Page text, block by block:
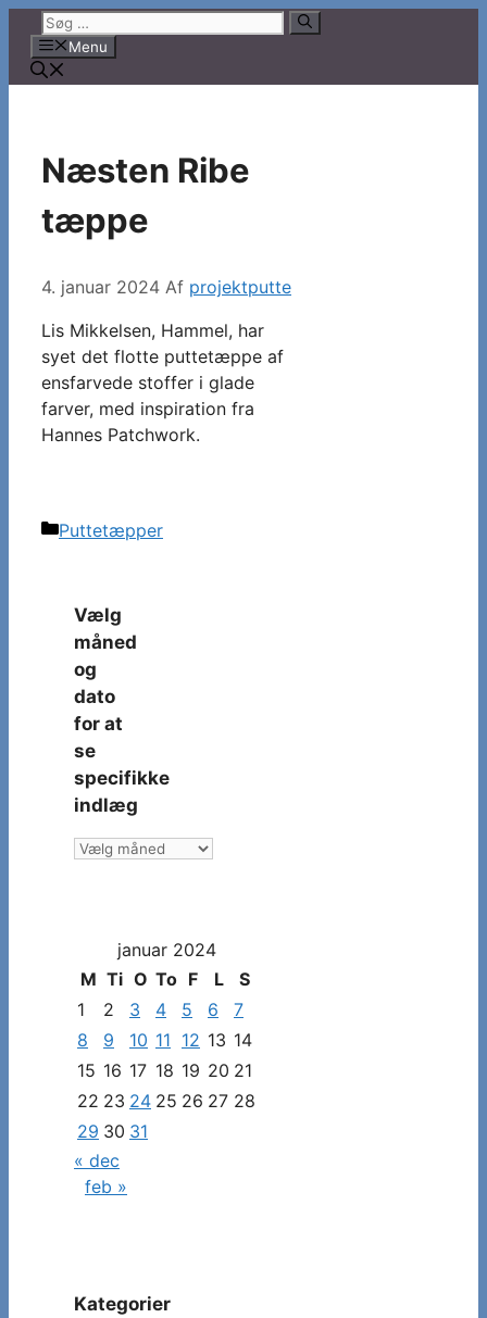
indhold
Søg
efter:Menu
Næsten Ribe
tæppe
4. januar 2024 Af projektputte
Lis Mikkelsen, Hammel, har
syet det flotte puttetæppe af
ensfarvede stoffer i glade
farver, med inspiration fra
Hannes Patchwork.
Kategorier
Puttetæpper
Vælg
måned
og
dato
for at
se
specifikke
indlæg
Vælg
at
se
specifikke
indlæg
januar 2024
M Ti O To F L
S
1
2 3 4 5 6
7
8
9 10 11 12 13 14
15 16 17 18 19 20 21
22 23 24 25 26 27 28
29 30 31
« dec
feb »
Kategorier